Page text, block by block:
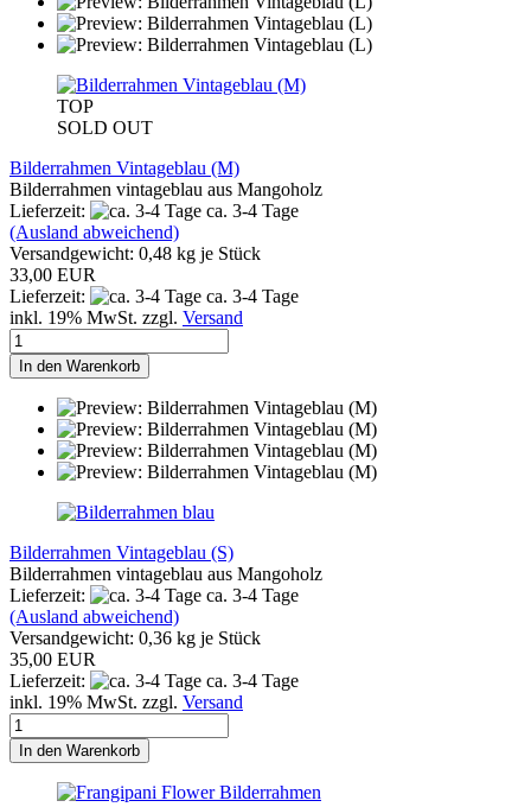
TOP
SOLD OUT
Bilderrahmen Vintageblau (M)
Bilderrahmen vintageblau aus Mangoholz
Lieferzeit:
ca. 3-4 Tage
(Ausland abweichend)
Versandgewicht: 0,48 kg je Stück
33,00 EUR
Lieferzeit:
ca. 3-4 Tage
inkl. 19% MwSt. zzgl. Versand
In den Warenkorb
Bilderrahmen Vintageblau (S)
Bilderrahmen vintageblau aus Mangoholz
Lieferzeit:
ca. 3-4 Tage
(Ausland abweichend)
Versandgewicht: 0,36 kg je Stück
35,00 EUR
Lieferzeit:
ca. 3-4 Tage
inkl. 19% MwSt. zzgl. Versand
In den Warenkorb